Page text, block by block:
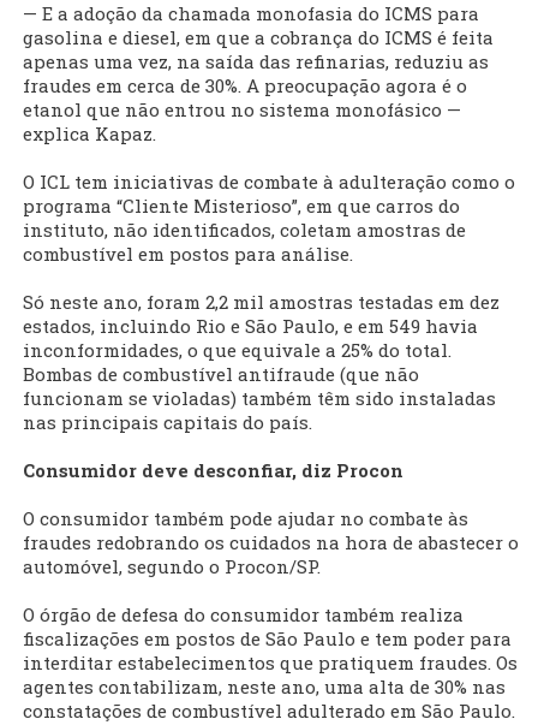
— E a adoção da chamada monofasia do ICMS para
gasolina e diesel, em que a cobrança do ICMS é feita
apenas uma vez, na saída das refinarias, reduziu as
fraudes em cerca de 30%. A preocupação agora é o
etanol que não entrou no sistema monofásico —
explica Kapaz.
O ICL tem iniciativas de combate à adulteração como o
programa “Cliente Misterioso”, em que carros do
instituto, não identificados, coletam amostras de
combustível em postos para análise.
Só neste ano, foram 2,2 mil amostras testadas em dez
estados, incluindo Rio e São Paulo, e em 549 havia
inconformidades, o que equivale a 25% do total.
Bombas de combustível antifraude (que não
funcionam se violadas) também têm sido instaladas
nas principais capitais do país.
Consumidor deve desconfiar, diz Procon
O consumidor também pode ajudar no combate às
fraudes redobrando os cuidados na hora de abastecer o
automóvel, segundo o Procon/SP.
O órgão de defesa do consumidor também realiza
fiscalizações em postos de São Paulo e tem poder para
interditar estabelecimentos que pratiquem fraudes. Os
agentes contabilizam, neste ano, uma alta de 30% nas
constatações de combustível adulterado em São Paulo.